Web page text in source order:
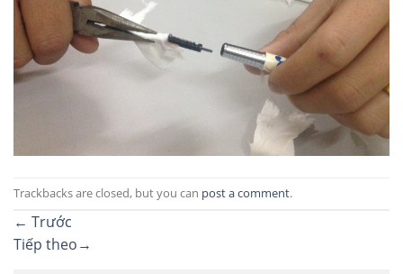
Trackbacks are closed, but you can post a comment.
← Trước
Tiếp theo→